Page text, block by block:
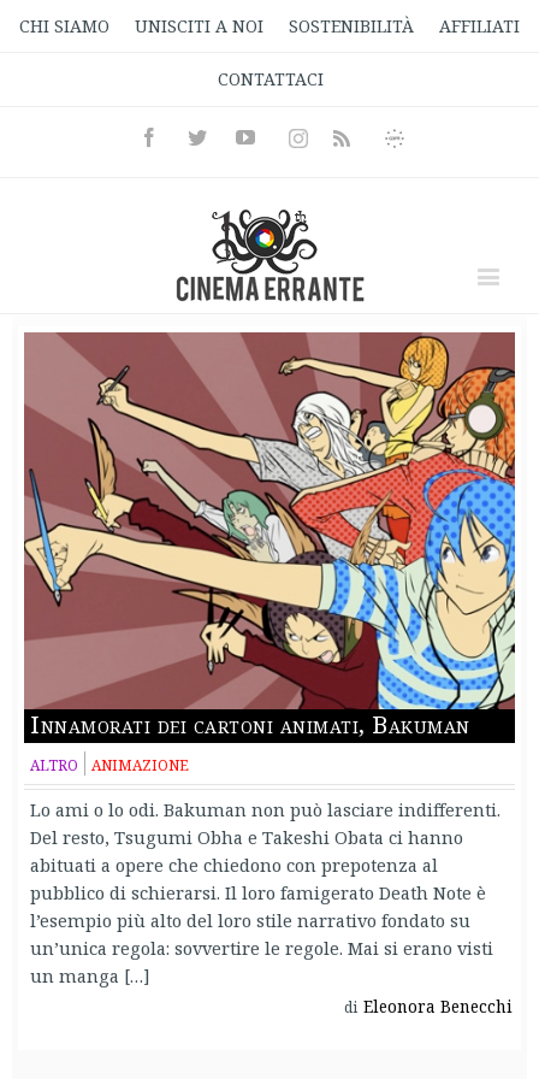
CHI SIAMO UNISCITI A NOI SOSTENIBILITÀ AFFILIATI
CONTATTACI
FacebookTwitterYoutubeInstagramRss
Informativa
Innamorati dei cartoni animati, Bakuman
ALTRO ANIMAZIONE
Lo ami o lo odi. Bakuman non può lasciare indifferenti.
Del resto, Tsugumi Obha e Takeshi Obata ci hanno
abituati a opere che chiedono con prepotenza al
pubblico di schierarsi. Il loro famigerato Death Note è
l’esempio più alto del loro stile narrativo fondato su
un’unica regola: sovvertire le regole. Mai si erano visti
un manga […]
di Eleonora Benecchi